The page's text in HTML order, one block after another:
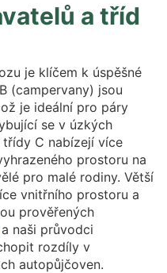
a tříd
je klíčem k úspěšné
(campervany) jsou
je ideální pro páry
se v úzkých
C nabízejí více
prostoru na
pro malé rodiny. Větší
vnitřního prostoru a
prověřených
a naši průvodci
rozdíly v
autopůjčoven.